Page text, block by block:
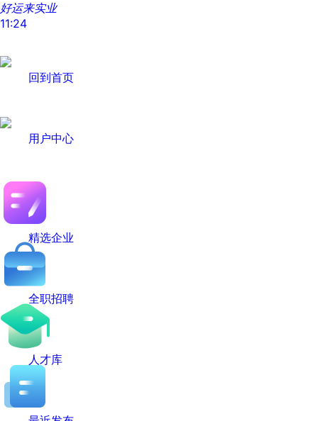
好运来实业
11:24
回到首页
用户中心
精选企业
全职招聘
人才库